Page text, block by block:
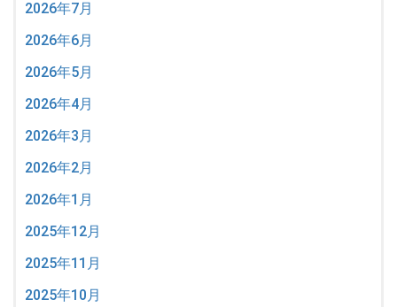
2026年7月
2026年6月
2026年5月
2026年4月
2026年3月
2026年2月
2026年1月
2025年12月
2025年11月
2025年10月